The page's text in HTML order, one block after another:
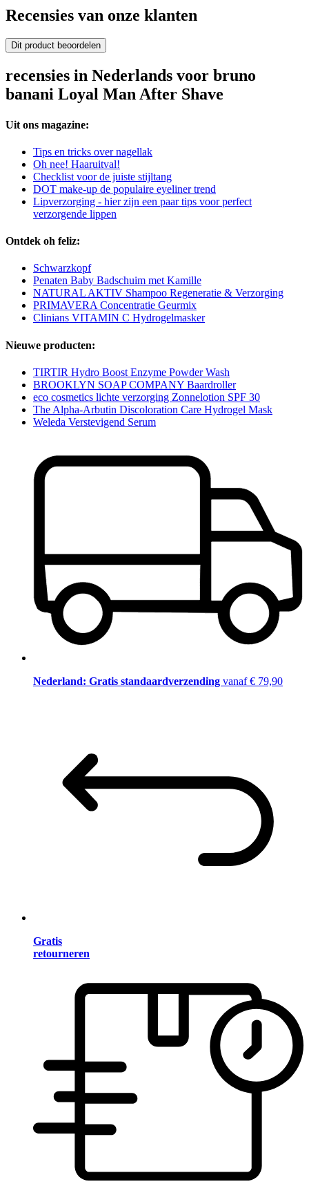
Recensies van onze klanten
Dit product beoordelen
recensies in Nederlands voor bruno
banani Loyal Man After Shave
Uit ons magazine:
Tips en tricks over nagellak
Oh nee! Haaruitval!
Checklist voor de juiste stijltang
DOT make-up de populaire eyeliner trend
Lipverzorging - hier zijn een paar tips voor perfect
verzorgende lippen
Ontdek oh feliz:
Schwarzkopf
Penaten Baby Badschuim met Kamille
NATURAL AKTIV Shampoo Regeneratie & Verzorging
PRIMAVERA Concentratie Geurmix
Clinians VITAMIN C Hydrogelmasker
Nieuwe producten:
TIRTIR Hydro Boost Enzyme Powder Wash
BROOKLYN SOAP COMPANY Baardroller
eco cosmetics lichte verzorging Zonnelotion SPF 30
The Alpha-Arbutin Discoloration Care Hydrogel Mask
Weleda Verstevigend Serum
Nederland: Gratis standaardverzending vanaf € 79,90
Gratis
retourneren